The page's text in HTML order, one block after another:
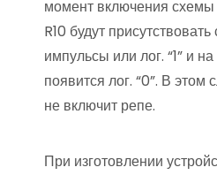
момент включения схемы
R10 будут
импульсы или лог. “1” и
появится лог. “0”. В этом
не включит репе.
При изготовлении